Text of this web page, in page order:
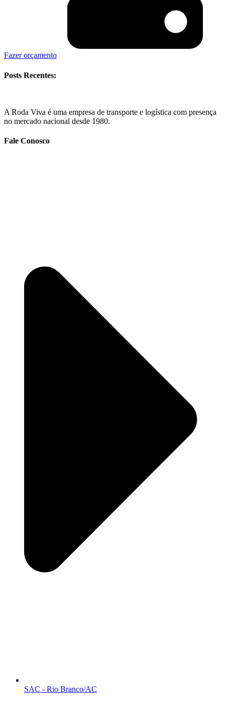
Fazer orçamento
Posts Recentes:
A Roda Viva é uma empresa de transporte e logística com presença
no mercado nacional desde 1980.
Fale Conosco
SAC - Rio Branco/AC